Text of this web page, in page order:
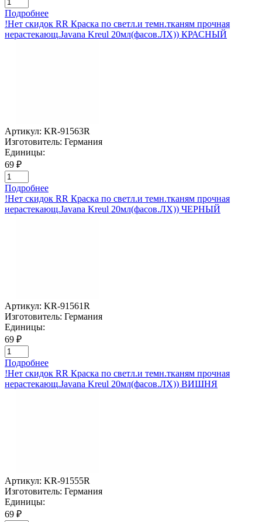
Подробнее
!Нет скидок RR Краска по светл.и темн.тканям прочная
нерастекающ.Javana Kreul 20мл(фасов.ЛХ)) КРАСНЫЙ
Артикул: KR-91563R
Изготовитель: Германия
Единицы:
69 ₽
Подробнее
!Нет скидок RR Краска по светл.и темн.тканям прочная
нерастекающ.Javana Kreul 20мл(фасов.ЛХ)) ЧЕРНЫЙ
Артикул: KR-91561R
Изготовитель: Германия
Единицы:
69 ₽
Подробнее
!Нет скидок RR Краска по светл.и темн.тканям прочная
нерастекающ.Javana Kreul 20мл(фасов.ЛХ)) ВИШНЯ
Артикул: KR-91555R
Изготовитель: Германия
Единицы:
69 ₽